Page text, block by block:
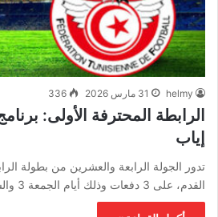
helmy 31 مارس 2026 336
الرابطة المحترفة الأولى:
إياب
تدور الجولة الرابعة والعشرين من بطولة
القدم، على 3 دفعات وذلك أيام الجمعة 3 والسبت 4…